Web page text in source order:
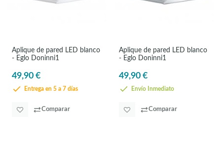
Aplique de pared LED blanco
- Eglo Doninni1
49,90 €
Entrega en 5 a 7 días
Comparar
Aplique de pared LED blanco
- Eglo Doninni1
49,90 €
Envío Inmediato
Comparar